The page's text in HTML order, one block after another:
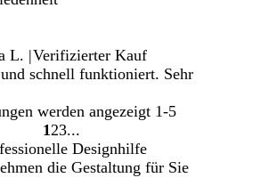
L. |Verifizierter Kauf
schnell funktioniert. Sehr
werden angezeigt 1-5
Gehe
zu
Seite
1 Gehe
zu
Seite
2 Gehe
zu
Seite
3
Designhilfe
die Gestaltung für Sie